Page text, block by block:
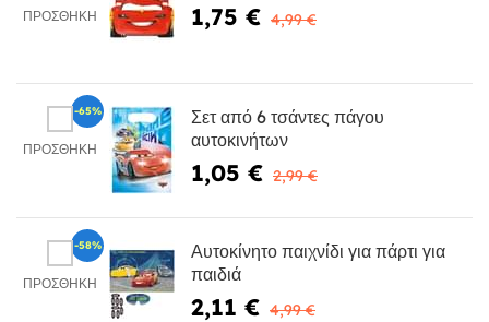
ΠΡΟΣΘΉΚΗ 1,75 € 4,99 €
ΠΡΟΣΘΉΚΗ
Σετ από 6 τσάντες πάγου
αυτοκινήτων
1,05 € 2,99 €
-65%
ΠΡΟΣΘΉΚΗ
Αυτοκίνητο παιχνίδι για πάρτι για
παιδιά
2,11 € 4,99 €
-58%